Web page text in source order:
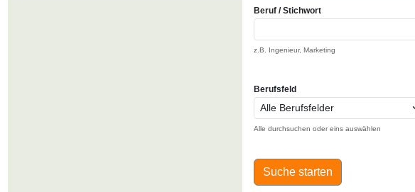
Beruf / Stichwort
z.B. Ingenieur, Marketing
Berufsfeld
Alle durchsuchen oder eins auswählen
Suche starten